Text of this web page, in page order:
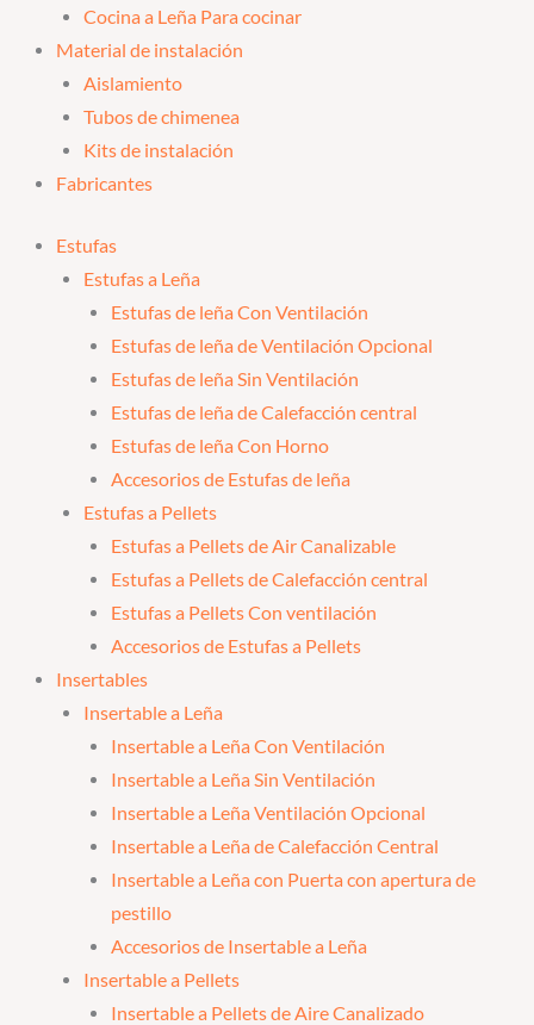
Cocina a Leña Para cocinar
Material de instalación
Aislamiento
Tubos de chimenea
Kits de instalación
Fabricantes
Estufas
Estufas a Leña
Estufas de leña Con Ventilación
Estufas de leña de Ventilación Opcional
Estufas de leña Sin Ventilación
Estufas de leña de Calefacción central
Estufas de leña Con Horno
Accesorios de Estufas de leña
Estufas a Pellets
Estufas a Pellets de Air Canalizable
Estufas a Pellets de Calefacción central
Estufas a Pellets Con ventilación
Accesorios de Estufas a Pellets
Insertables
Insertable a Leña
Insertable a Leña Con Ventilación
Insertable a Leña Sin Ventilación
Insertable a Leña Ventilación Opcional
Insertable a Leña de Calefacción Central
Insertable a Leña con Puerta con apertura de
pestillo
Accesorios de Insertable a Leña
Insertable a Pellets
Insertable a Pellets de Aire Canalizado